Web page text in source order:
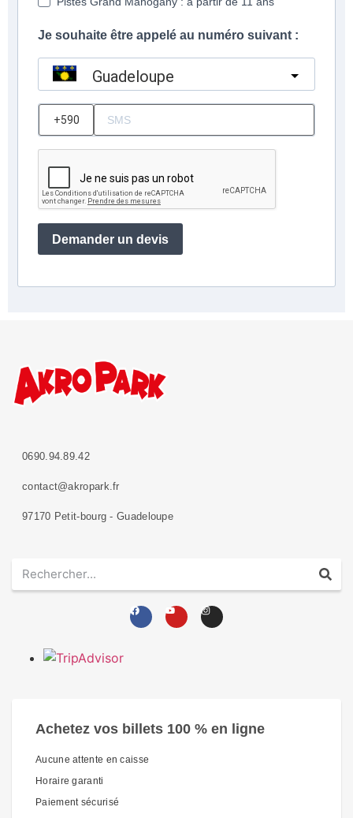
Je souhaite être appelé au numéro suivant :
Guadeloupe
Demander un devis
0690.94.89.42
contact@akropark.fr
97170 Petit-bourg - Guadeloupe
Achetez vos billets 100 % en ligne
Aucune attente en caisse
Horaire garanti
Paiement sécurisé